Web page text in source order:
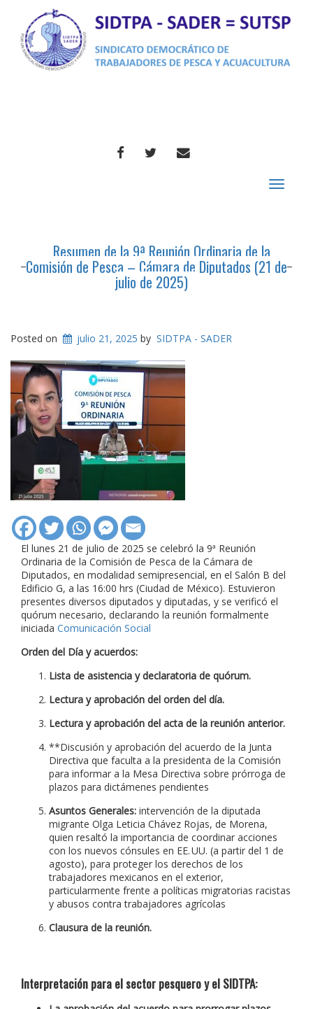
FACEBOOKTWITTERCORREO
Toggle
Resumen de la 9ª Reunión Ordinaria de la
Comisión de Pesca – Cámara de Diputados (21 de
julio de 2025)
Posted on julio 21, 2025 by SIDTPA - SADER
El lunes 21 de julio de 2025 se celebró la 9ª Reunión
Ordinaria de la Comisión de Pesca de la Cámara de
Diputados, en modalidad semipresencial, en el Salón B del
Edificio G, a las 16:00 hrs (Ciudad de México). Estuvieron
presentes diversos diputados y diputadas, y se verificó el
quórum necesario, declarando la reunión formalmente
iniciada Comunicación Social
Orden del Día y acuerdos:
Lista de asistencia y declaratoria de quórum.
Lectura y aprobación del orden del día.
Lectura y aprobación del acta de la reunión anterior.
**Discusión y aprobación del acuerdo de la Junta
Directiva que faculta a la presidenta de la Comisión
para informar a la Mesa Directiva sobre prórroga de
plazos para dictámenes pendientes
Asuntos Generales: intervención de la diputada
migrante Olga Leticia Chávez Rojas, de Morena,
quien resaltó la importancia de coordinar acciones
con los nuevos cónsules en EE. UU. (a partir del 1 de
agosto), para proteger los derechos de los
trabajadores mexicanos en el exterior,
particularmente frente a políticas migratorias racistas
y abusos contra trabajadores agrícolas
Clausura de la reunión.
Interpretación para el sector pesquero y el SIDTPA: